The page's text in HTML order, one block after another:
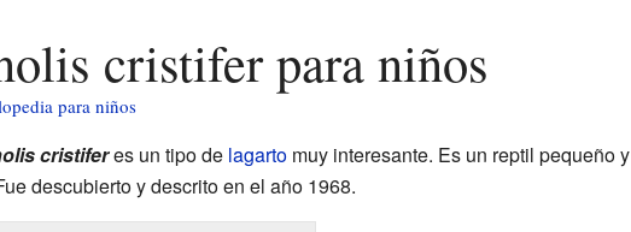
cristifer para niños
para niños
cristiferes un tipo de lagartomuy interesante. Es un reptil pequeño y
descubierto y descrito en el año 1968.